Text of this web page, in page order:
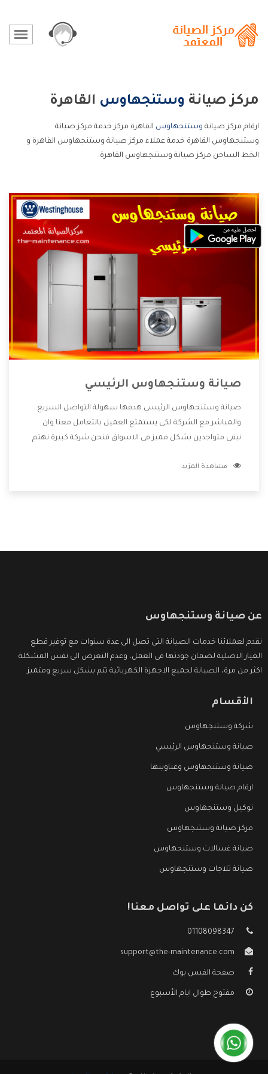
مركز صيانة وستنجهاوس القاهرة
ارقام مركز صيانة وستنجهاوس القاهرة مركز خدمة مركز صيانة
وستنجهاوس القاهرة خدمة عملاء مركز صيانة وستنجهاوس القاهرة و
الخط الساخن مركز صيانة وستنجهاوس القاهرة.
صيانة وستنجهاوس الرئيسي
صيانة وستنجهاوس الرئيسي هدفها سهولة التواصل السريع
والمباشر مع الشركة لكى يستمتع العميل بالتعامل معنا وان
نبقى متواجدين بشكل مميز فى الاسواق فنحن شركة كبيرة نهتم
الشركة بها والتى تكون منها خدمة الصيانة التى تكون من أهم
مشاهدة المزيد
عن صيانة وستنجهاوس
نقدم لعملائنا خدمات الصيانة التى تصل الى عدة سنوات مع توفير قطع
الغيار الاصلية لضمان جودتها فى العمل، وعدم التعرض الى نفس المشكلة
اكثر من مرة، الصيانة لجميع الاجهزة الكهربائية تتم بشكل سريع ومتميز.
الأقسام
شركة وستنجهاوس
صيانة وستنجهاوس الرئيسي
صيانة وستنجهاوس وعناوينها
ارقام صيانة وستنجهاوس
توكيل وستنجهاوس
مركز صيانة وستنجهاوس
صيانة غسالات وستنجهاوس
صيانة ثلاجات وستنجهاوس
كن دائما على تواصل معنا!
01108098347
support@the-maintenance.com
صفحة الفيس بوك
مفتوح طوال ايام الأسبوع